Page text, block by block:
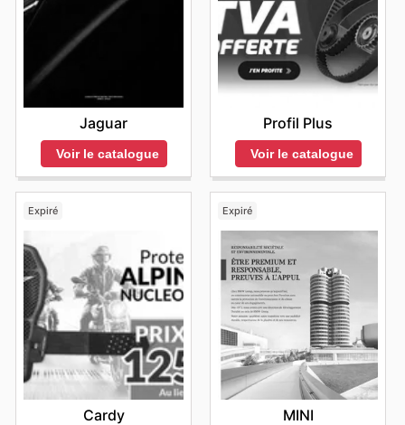
Jaguar
Voir le catalogue
Profil Plus
Voir le catalogue
Expiré
Cardy
Expiré
MINI